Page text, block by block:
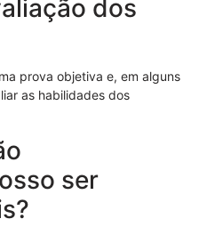
dos
prova objetiva e, em alguns
as habilidades dos
ser